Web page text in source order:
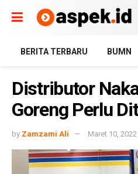
BERITA TERBARU BUMN
Distributor
Goreng Perlu
by Zamzami Ali Maret 10, 2022